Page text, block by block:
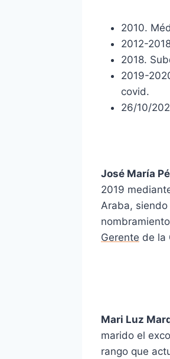
2010.
2012-
2018.
2019-
covid.
26/10/
José María
2019
Araba,
Gerente de la
Mari Luz
marido el
rango que